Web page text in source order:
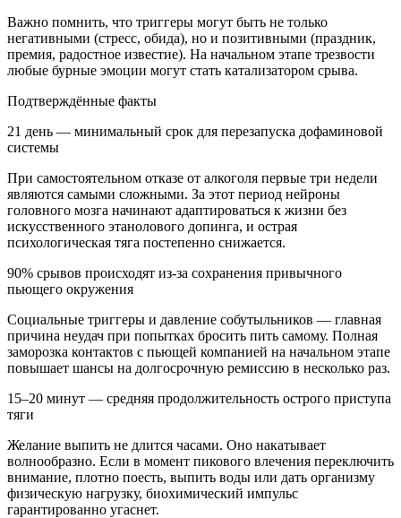
Важно помнить, что триггеры могут быть не только
негативными (стресс, обида), но и позитивными (праздник,
премия, радостное известие). На начальном этапе трезвости
любые бурные эмоции могут стать катализатором срыва.
Подтверждённые факты
21 день — минимальный срок для перезапуска дофаминовой
системы
При самостоятельном отказе от алкоголя первые три недели
являются самыми сложными. За этот период нейроны
головного мозга начинают адаптироваться к жизни без
искусственного этанолового допинга, и острая
психологическая тяга постепенно снижается.
90% срывов происходят из-за сохранения привычного
пьющего окружения
Социальные триггеры и давление собутыльников — главная
причина неудач при попытках бросить пить самому. Полная
заморозка контактов с пьющей компанией на начальном этапе
повышает шансы на долгосрочную ремиссию в несколько раз.
15–20 минут — средняя продолжительность острого приступа
тяги
Желание выпить не длится часами. Оно накатывает
волнообразно. Если в момент пикового влечения переключить
внимание, плотно поесть, выпить воды или дать организму
физическую нагрузку, биохимический импульс
гарантированно угаснет.